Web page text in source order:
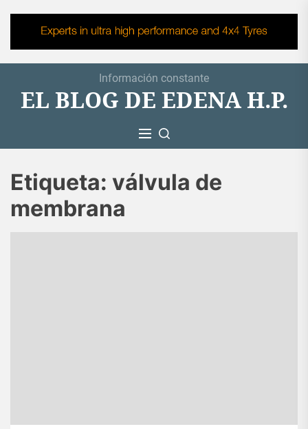
the
Información constante
EL BLOG DE EDENA H.P.
Etiqueta: válvula de
membrana